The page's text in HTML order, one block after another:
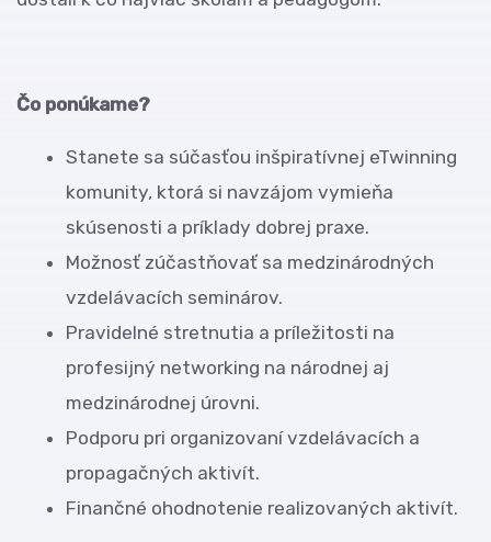
Čo ponúkame?
Stanete sa súčasťou inšpiratívnej eTwinning
komunity, ktorá si navzájom vymieňa
skúsenosti a príklady dobrej praxe.
Možnosť zúčastňovať sa medzinárodných
vzdelávacích seminárov.
Pravidelné stretnutia a príležitosti na
profesijný networking na národnej aj
medzinárodnej úrovni.
Podporu pri organizovaní vzdelávacích a
propagačných aktivít.
Finančné ohodnotenie realizovaných aktivít.